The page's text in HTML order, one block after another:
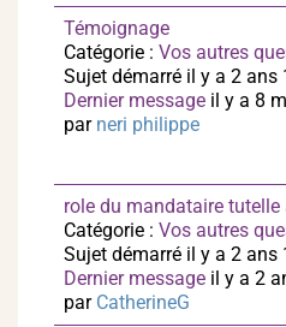
Témoignage
Catégorie : Vos autres
Sujet démarré il y a 2 ans
Dernier message il y a 8
par neri philippe
role du mandataire tutelle
Catégorie : Vos autres
Sujet démarré il y a 2 ans
Dernier message il y a 2
par CatherineG